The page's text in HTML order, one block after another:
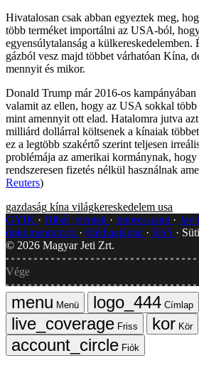
Hivatalosan csak abban egyeztek meg,
több terméket importálni az USA-ból,
egyensúlytalanság a
gázból vesz majd többet várhatóan Kína,
mennyit és mikor.
Donald Trump már 2016-os kampányában
valamit az ellen, hogy az USA sokkal
mint amennyit ott elad. Hatalomra jutva
milliárd dollárral költsenek a kínaiak
ez a legtöbb szakértő szerint teljesen
problémája az amerikai kormánynak,
rendszeresen fizetés nélkül használnak
Reuters)
gazdaság kína világkereskedelem usa
GYIK
Hibát jelentek Impresszum
dokumentumok
Médiaajánlat RSS
© 2026 Magyar Jeti Zrt.
Vége
Menü
Címlap
Friss
Kör
Fiók